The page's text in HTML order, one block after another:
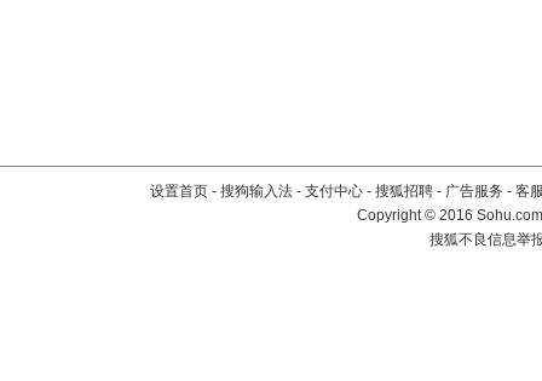
设置首页 - 搜狗输入法 - 支付中心 - 搜狐招聘 - 广告服务 - 客
Copyright©2016
搜狐不良信息举